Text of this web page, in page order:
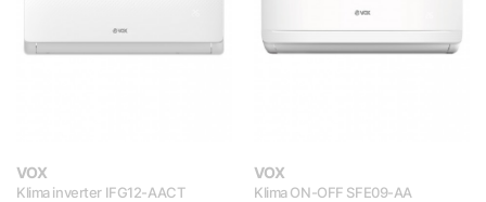
VOX
Klima inverter IFG12-AACT
VOX
Klima ON-OFF SFE09-AA